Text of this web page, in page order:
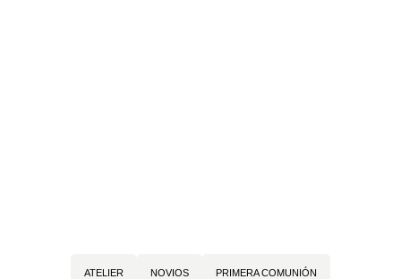
ATELIER NOVIOS PRIMERA COMUNIÓN